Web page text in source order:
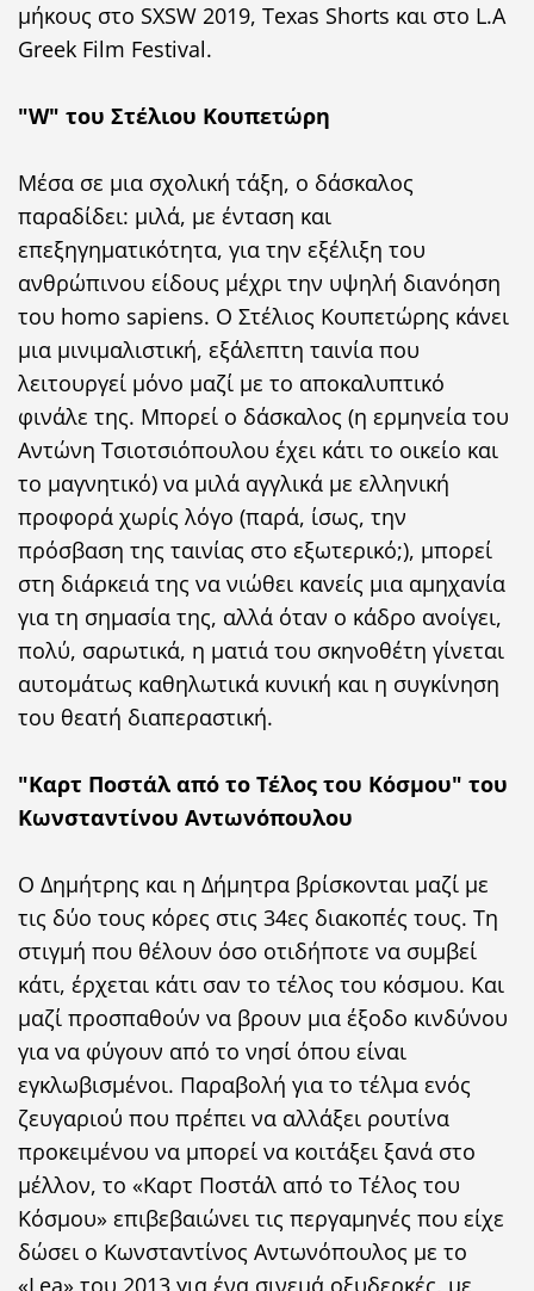
μήκους στο SXSW 2019, Texas Shorts και στο L.A
Greek Film Festival.
"W" του Στέλιου Κουπετώρη
Μέσα σε μια σχολική τάξη, ο δάσκαλος
παραδίδει: μιλά, με ένταση και
επεξηγηματικότητα, για την εξέλιξη του
ανθρώπινου είδους μέχρι την υψηλή διανόηση
του homo sapiens. Ο Στέλιος Κουπετώρης κάνει
μια μινιμαλιστική, εξάλεπτη ταινία που
λειτουργεί μόνο μαζί με το αποκαλυπτικό
φινάλε της. Μπορεί ο δάσκαλος (η ερμηνεία του
Αντώνη Τσιοτσιόπουλου έχει κάτι το οικείο και
το μαγνητικό) να μιλά αγγλικά με ελληνική
προφορά χωρίς λόγο (παρά, ίσως, την
πρόσβαση της ταινίας στο εξωτερικό;), μπορεί
στη διάρκειά της να νιώθει κανείς μια αμηχανία
για τη σημασία της, αλλά όταν ο κάδρο ανοίγει,
πολύ, σαρωτικά, η ματιά του σκηνοθέτη γίνεται
αυτομάτως καθηλωτικά κυνική και η συγκίνηση
του θεατή διαπεραστική.
"Καρτ Ποστάλ από το Τέλος του Κόσμου" του
Κωνσταντίνου Αντωνόπουλου
Ο Δημήτρης και η Δήμητρα βρίσκονται μαζί με
τις δύο τους κόρες στις 34ες διακοπές τους. Τη
στιγμή που θέλουν όσο οτιδήποτε να συμβεί
κάτι, έρχεται κάτι σαν το τέλος του κόσμου. Και
μαζί προσπαθούν να βρουν μια έξοδο κινδύνου
για να φύγουν από το νησί όπου είναι
εγκλωβισμένοι. Παραβολή για το τέλμα ενός
ζευγαριού που πρέπει να αλλάξει ρουτίνα
προκειμένου να μπορεί να κοιτάξει ξανά στο
μέλλον, το «Καρτ Ποστάλ από το Τέλος του
Κόσμου» επιβεβαιώνει τις περγαμηνές που είχε
δώσει ο Κωνσταντίνος Αντωνόπουλος με το
«Lea» του 2013 για ένα σινεμά οξυδερκές, με